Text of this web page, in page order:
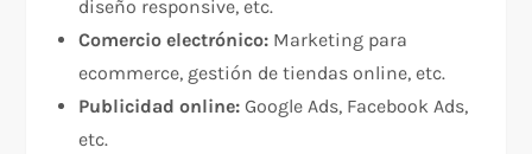
diseño responsive, etc.
Comercio electrónico: Marketing para
ecommerce, gestión de tiendas online, etc.
Publicidad online: Google Ads, Facebook Ads,
etc.